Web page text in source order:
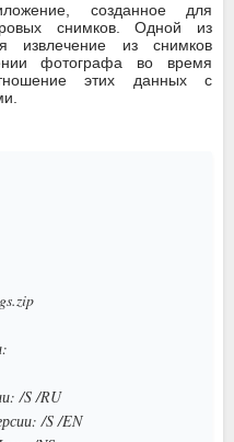
созданное для
снимков. Одной из
извлечение из снимков
фотографа во время
этих данных с
/S /RU
/S /EN